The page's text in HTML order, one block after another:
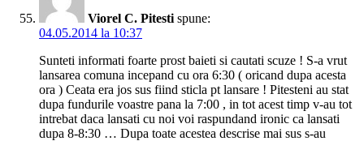
Viorel C. Pitesti spune:
04.05.2014 la 10:37
Sunteti informati foarte prost baieti si cautati scuze ! S-a vrut
lansarea comuna incepand cu ora 6:30 ( oricand dupa acesta
ora ) Ceata era jos sus fiind sticla pt lansare ! Pitesteni au stat
dupa fundurile voastre pana la 7:00 , in tot acest timp v-au tot
intrebat daca lansati cu noi voi raspundand ironic ca lansati
dupa 8-8:30 … Dupa toate acestea descrise mai sus s-au